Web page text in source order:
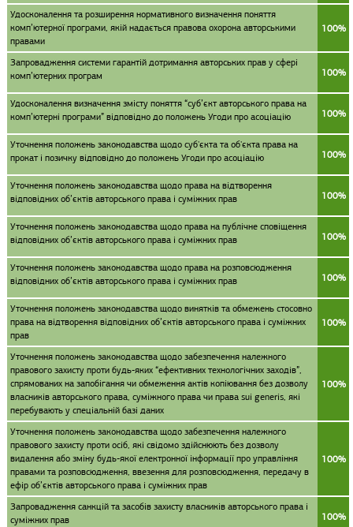
Удосконалення та розширення нормативного визначення поняття
комп’ютерної програми, якій надається правова охорона авторськими
правами
100%
Запровадження системи гарантій дотримання авторських прав у сфері
комп’ютерних програм
100%
Удосконалення визначення змісту поняття “суб’єкт авторського права на
комп’ютерні програми” відповідно до положень Угоди про асоціацію
100%
Уточнення положень законодавства щодо суб'єкта та об'єкта права на
прокат і позичку відповідно до положень Угоди про асоціацію
100%
Уточнення положень законодавства щодо права на відтворення
відповідних об’єктів авторського права і суміжних прав
100%
Уточнення положень законодавства щодо права на публічне сповіщення
відповідних об’єктів авторського права і суміжних прав
100%
Уточнення положень законодавства щодо права на розповсюдження
відповідних об’єктів авторського права і суміжних прав
100%
Уточнення положень законодавства щодо винятків та обмежень стосовно
права на відтворення відповідних об’єктів авторського права і суміжних
прав
100%
Уточнення положень законодавства щодо забезпечення належного
правового захисту проти будь-яких “ефективних технологічних заходів”,
спрямованих на запобігання чи обмеження актів копіювання без дозволу
власників авторського права, суміжного права чи права sui generis, які
перебувають у спеціальній базі даних
100%
Уточнення положень законодавства щодо забезпечення належного
правового захисту проти осіб, які свідомо здійснюють без дозволу
видалення або зміну будь-якої електронної інформації про управління
правами та розповсюдження, ввезення для розповсюдження, передачу в
ефір об’єктів авторського права і суміжних прав
100%
Запровадження санкцій та засобів захисту власників авторського права і
суміжних прав
100%